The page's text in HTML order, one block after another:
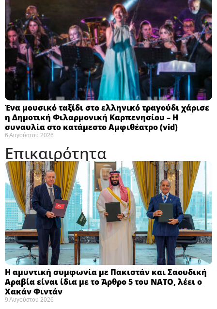
Ένα μουσικό ταξίδι στο ελληνικό τραγούδι χάρισε
η Δημοτική Φιλαρμονική Καρπενησίου – Η
συναυλία στο κατάμεστο Αμφιθέατρο (vid)
6 Αυγούστου 2026
Επικαιρότητα
Η αμυντική συμφωνία με Πακιστάν και Σαουδική
Αραβία είναι ίδια με το Άρθρο 5 του ΝΑΤΟ, λέει ο
Χακάν Φιντάν ​
9 Αυγούστου 2026